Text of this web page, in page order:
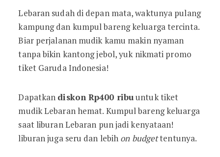
Promo Tiket Lebaran Garuda
Lebaran sudah di depan mata, waktunya pulang
kampung dan kumpul bareng keluarga tercinta.
Biar perjalanan mudik kamu makin nyaman
tanpa bikin kantong jebol, yuk nikmati promo
tiket Garuda Indonesia!
Dapatkan diskon Rp400 ribuuntuk tiket
mudik Lebaran hemat. Kumpul bareng keluarga
saat liburan Lebaran pun jadi kenyataan!
liburan juga seru dan lebih on budgettentunya.